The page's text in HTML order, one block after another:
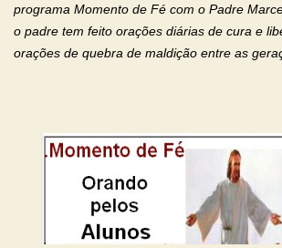
programa Momento de Fé com o Padre
o padre tem feito orações diárias de cura e
orações de quebra de maldição entre as
por estas valiosas orações. Tenham um lindo
paz de Jesus Cristo e no amor de Maria
Devoção e Fé Clique para acessar: Facebook
Rossi Site Padre Marcelo Rossi (para ouvir o
Tocai, Cura! E Restaura! "Jesus, no poder de